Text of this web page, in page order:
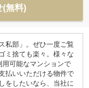
(無料)
私部」。ぜひ一度ご覧
ミ捨ても楽々。様々な
可能なマンションで
払いいただける物件で
をしたいなら、当社に